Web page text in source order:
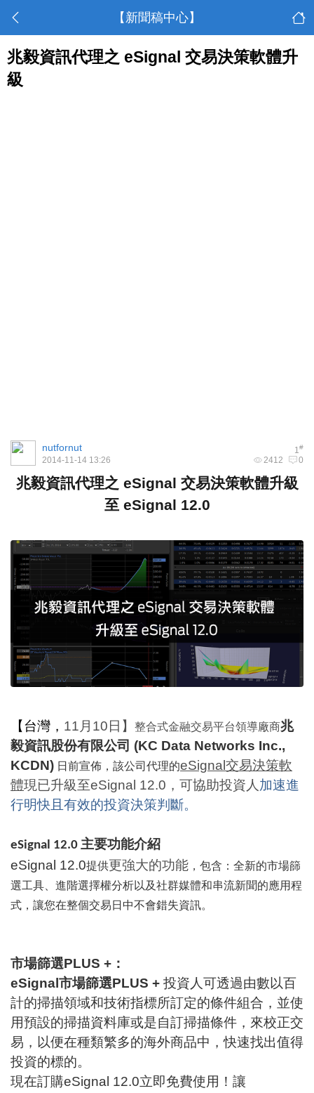
【新聞稿中心】
兆毅資訊代理之 eSignal 交易決策軟體升
級
1#
nutfornut
2412 0
2014-11-14 13:26
兆毅資訊代理之 eSignal 交易決策軟體升級
至eSignal 12.0
【台灣， 11 月 10 日】 整合式金融交易平台領導廠商兆
毅資訊股份有限公司 (KC Data Networks Inc.,
KCDN) 日前宣佈，該公司代理的eSignal 交易決策軟
體現已升級至eSignal 12.0 ，可協助投資人 加速進
行明快且有效的投資決策判斷。
eSignal 12.0 主要功能介紹
eSignal 12.0提供更強大的功能 ，包含 ： 全新的市場篩
選工具
進階選擇權分析以及社群媒體和串流新聞的應用程
式，讓您在整個交易日中不會錯失資訊。
市場篩選PLUS + ：
eSignal 市場篩選PLUS + 投資人可透過由數以百
計的掃描領域和技術指標所訂定的條件組合，並使
用預設的掃描資料庫或是自訂掃描條件，來校正交
易， 以便在種類繁多的海外商品中，快速找出值得
投資的標的。
現在訂購eSignal 12.0立即免費使用 ！ 讓